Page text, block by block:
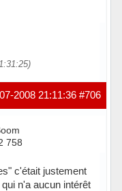
#706
2008 21:11:36
758
c'était justement
n'a aucun intérêt